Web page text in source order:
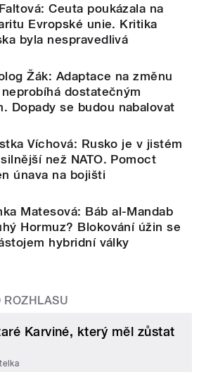
Ceuta poukázala na
Evropské unie. Kritika
byla nespravedlivá
Žák: Adaptace na změnu
dostatečným
Dopady se budou nabalovat
Víchová: Rusko je v jistém
než NATO. Pomoct
únava na bojišti
Matesová: Báb al-Mandab
Hormuz? Blokování úžin se
hybridní války
ROZHLASU
Karviné, který měl zůstat